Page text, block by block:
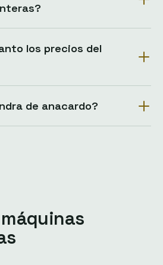
los precios del
de anacardo?